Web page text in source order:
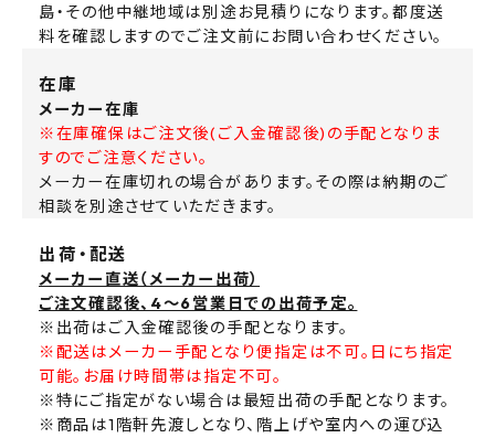
島・その他中継地域は別途お見積りになります。都度送
料を確認しますのでご注文前にお問い合わせください。
在庫
メーカー在庫
※在庫確保はご注文後(ご入金確認後)の手配となりま
すのでご注意ください。
メーカー在庫切れの場合があります。その際は納期のご
相談を別途させていただきます。
出荷・配送
メーカー直送（メーカー出荷）
ご注文確認後、4～6営業日での出荷予定。
※出荷はご入金確認後の手配となります。
※配送はメーカー手配となり便指定は不可。日にち指定
可能。お届け時間帯は指定不可。
※特にご指定がない場合は最短出荷の手配となります。
※商品は1階軒先渡しとなり、階上げや室内への運び込